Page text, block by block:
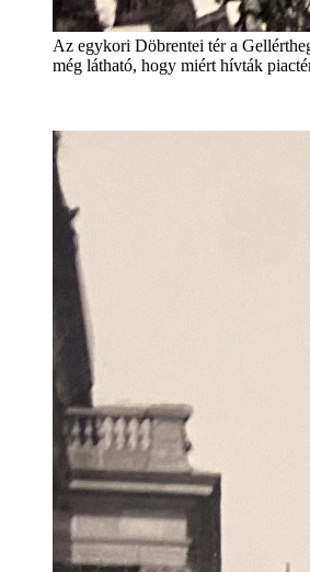
Az egykori Döbrentei tér a
még látható, hogy miért hívták